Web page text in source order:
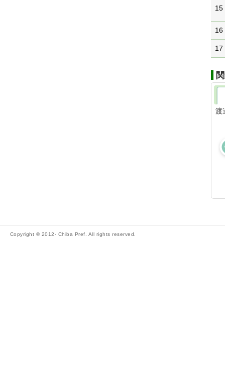
15
16
17
渡
Copyright © 2012- Chiba Pref. All rights reserved.